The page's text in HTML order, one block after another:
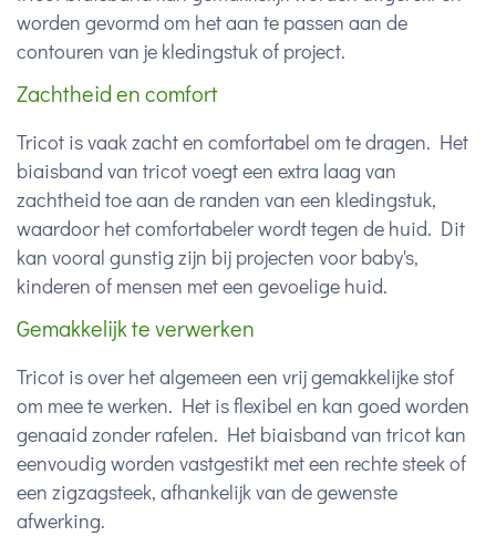
worden gevormd om het aan te passen aan de
contouren van je kledingstuk of project.
Zachtheid en comfort
Tricot is vaak zacht en comfortabel om te dragen. Het
biaisband van tricot voegt een extra laag van
zachtheid toe aan de randen van een kledingstuk,
waardoor het comfortabeler wordt tegen de huid. Dit
kan vooral gunstig zijn bij projecten voor baby's,
kinderen of mensen met een gevoelige huid.
Gemakkelijk te verwerken
Tricot is over het algemeen een vrij gemakkelijke stof
om mee te werken. Het is flexibel en kan goed worden
genaaid zonder rafelen. Het biaisband van tricot kan
eenvoudig worden vastgestikt met een rechte steek of
een zigzagsteek, afhankelijk van de gewenste
afwerking.